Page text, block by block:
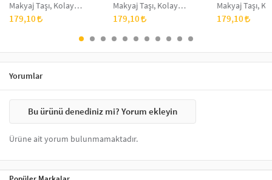
Makyaj Taşı, Kolay
Uygulanabilir, Nail Art
Tırnak Süsleme Ve Makyaj
179,10
Makyaj Taşı, Kolay
Uygulanabilir, Nail Art
Tırnak Süsleme Ve Makyaj
Taş Set
179,10
Makyaj Taşı,
Uygulanabilir,
Tırnak
179,10
Yorumlar
Bu ürünü denediniz mi? Yorum ekleyin
Ürüne ait yorum bulunmamaktadır.